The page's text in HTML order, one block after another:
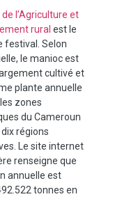
l’Agriculture et
rural est le
festival. Selon
le manioc est
cultivé et
plante annuelle
zones
du Cameroun
régions
Le site internet
renseigne que
annuelle est
tonnes en